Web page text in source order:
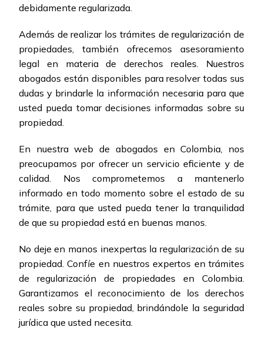
debidamente regularizada.
Además de realizar los trámites de regularización de
propiedades, también ofrecemos asesoramiento
legal en materia de derechos reales. Nuestros
abogados están disponibles para resolver todas sus
dudas y brindarle la información necesaria para que
usted pueda tomar decisiones informadas sobre su
propiedad.
En nuestra web de abogados en Colombia, nos
preocupamos por ofrecer un servicio eficiente y de
calidad. Nos comprometemos a mantenerlo
informado en todo momento sobre el estado de su
trámite, para que usted pueda tener la tranquilidad
de que su propiedad está en buenas manos.
No deje en manos inexpertas la regularización de su
propiedad. Confíe en nuestros expertos en trámites
de regularización de propiedades en Colombia.
Garantizamos el reconocimiento de los derechos
reales sobre su propiedad, brindándole la seguridad
jurídica que usted necesita.